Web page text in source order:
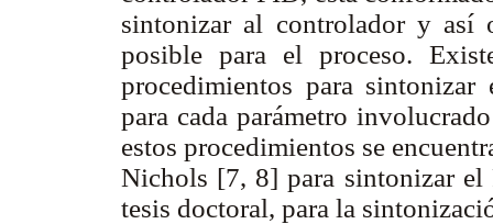
sintonizar al controlador y así
posible para el proceso.
procedimientos para sintonizar
para cada parámetro
estos procedimientos se
Nichols [7, 8] para sintonizar
tesis doctoral, para la